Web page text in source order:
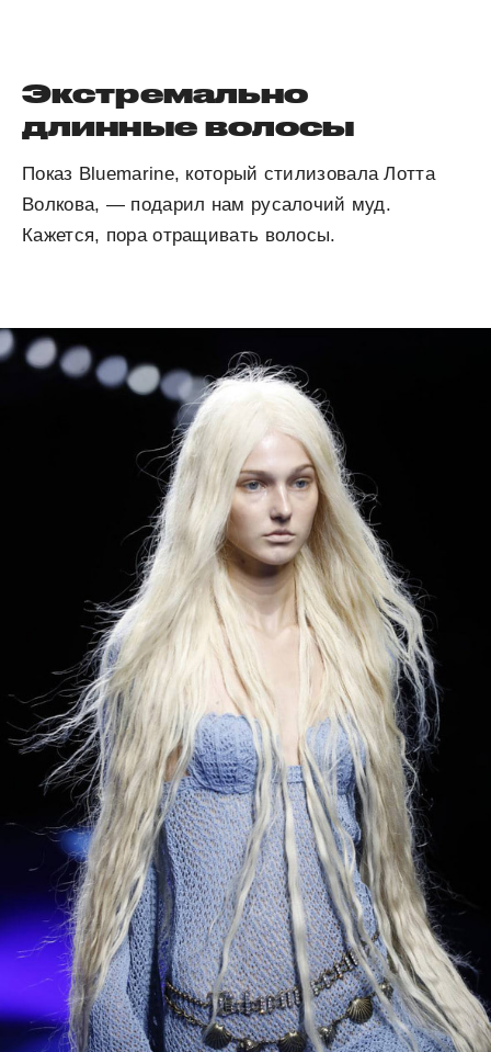
Экстремально
длинные волосы
Показ Bluemarine, который стилизовала Лотта
Волкова, — подарил нам русалочий муд.
Кажется, пора отращивать волосы.